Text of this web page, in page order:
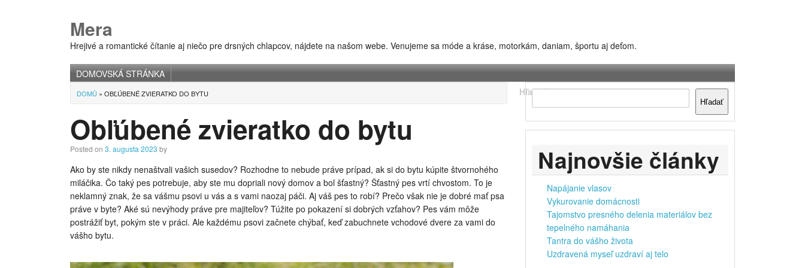
Mera
Hrejivé a romantické čítanie aj niečo pre drsných chlapcov, nájdete na našom webe. Venujeme sa móde a kráse, motorkám, daniam, športu aj deťom.
Main menu
DOMOVSKÁ STRÁNKA
DOMŮ » OBĽÚBENÉ ZVIERATKO DO BYTU
Obľúbené zvieratko do bytu
Posted on 3. augusta 2023 by
Ako by ste nikdy nenaštvali vašich susedov? Rozhodne to nebude práve prípad, ak si do bytu kúpite štvornohého
miláčika. Čo taký pes potrebuje, aby ste mu dopriali nový domov a bol šťastný? Šťastný pes vrtí chvostom. To je
neklamný znak, že sa vášmu psovi u vás a s vami naozaj páči. Aj váš pes to robí? Prečo však nie je dobré mať psa
práve v byte? Aké sú nevýhody práve pre majiteľov? Túžite po pokazení si dobrých vzťahov? Pes vám môže
postrážiť byt, pokým ste v práci. Ale každému psovi začnete chýbať, keď zabuchnete vchodové dvere za vami do
vášho bytu.
Hľadať
Hľadať
Najnovšie články
Napájanie vlasov
Vykurovanie domácnosti
Tajomstvo presného delenia materiálov bez
tepelného namáhania
Tantra do vášho života
Uzdravená myseľ uzdraví aj telo